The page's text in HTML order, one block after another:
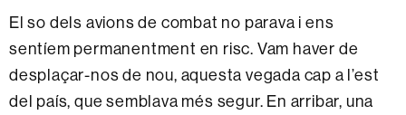
El so dels avions de combat no parava i ens
sentíem permanentment en risc. Vam haver de
desplaçar-nos de nou, aquesta vegada cap a l’est
del país, que semblava més segur. En arribar, una